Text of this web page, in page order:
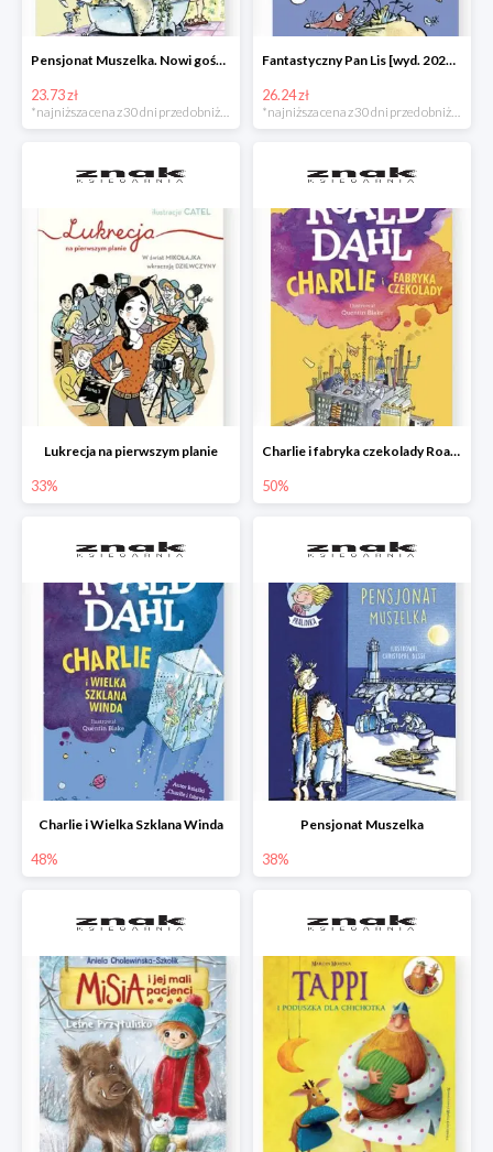
Pensjonat Muszelka. Nowi goście Fanny Joly -32%
23.73 zł
*najniższa cena z 30 dni przed obniżką
Fantastyczny Pan Lis [wyd. 2020] Roald Dahl -25%
26.24 zł
*najniższa cena z 30 dni przed obniżką
Lukrecja na pierwszym planie
33%
Charlie i fabryka czekolady Roald Dahl
50%
Charlie i Wielka Szklana Winda
48%
Pensjonat Muszelka
38%